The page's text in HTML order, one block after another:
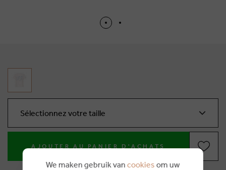
Sélectionnez votre taille
AJOUTER AU PANIER D'ACHATS
We maken gebruik van cookies om uw